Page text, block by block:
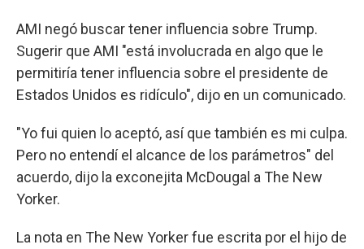
AMI negó buscar tener influencia sobre Trump.
Sugerir que AMI "está involucrada en algo que le
permitiría tener influencia sobre el presidente de
Estados Unidos es ridículo", dijo en un comunicado.
"Yo fui quien lo aceptó, así que también es mi culpa.
Pero no entendí el alcance de los parámetros" del
acuerdo, dijo la exconejita McDougal a The New
Yorker.
La nota en The New Yorker fue escrita por el hijo de